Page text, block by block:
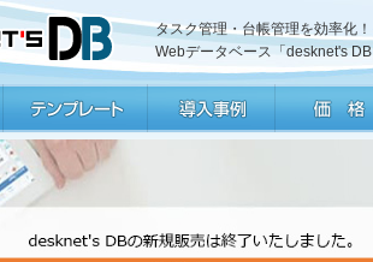
タスク管理・台帳管理を効率化！
Webデータベース「desknet's